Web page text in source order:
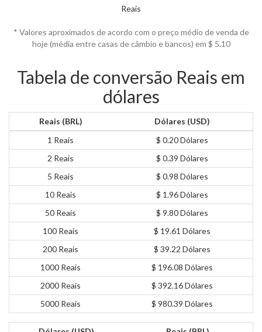
Reais
* Valores aproximados de acordo com o preço médio de venda de
hoje (média entre casas de câmbio e bancos) em $ 5.10
Tabela de conversão Reais em
dólares
Reais (BRL)
Dólares (USD)
1 Reais
$ 0.20 Dólares
2 Reais
$ 0.39 Dólares
5 Reais
$ 0.98 Dólares
10 Reais
$ 1.96 Dólares
50 Reais
$ 9.80 Dólares
100 Reais
$ 19.61 Dólares
200 Reais
$ 39.22 Dólares
1000 Reais
$ 196.08 Dólares
2000 Reais
$ 392.16 Dólares
5000 Reais
$ 980.39 Dólares